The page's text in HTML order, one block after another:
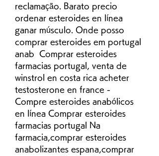
reclamação. Barato precio
ordenar esteroides en línea
ganar músculo. Onde posso
comprar esteroides em portugal
anab  Comprar esteroides
farmacias portugal, venta de
winstrol en costa rica acheter
testosterone en france -
Compre esteroides anabólicos
en línea Comprar esteroides
farmacias portugal Na
farmacia,comprar esteroides
anabolizantes espana,comprar